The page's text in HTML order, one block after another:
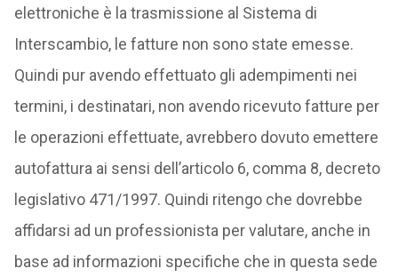
elettroniche è la trasmissione al Sistema di
Interscambio, le fatture non sono state emesse.
Quindi pur avendo effettuato gli adempimenti nei
termini, i destinatari, non avendo ricevuto fatture per
le operazioni effettuate, avrebbero dovuto emettere
autofattura ai sensi dell’articolo 6, comma 8, decreto
legislativo 471/1997. Quindi ritengo che dovrebbe
affidarsi ad un professionista per valutare, anche in
base ad informazioni specifiche che in questa sede